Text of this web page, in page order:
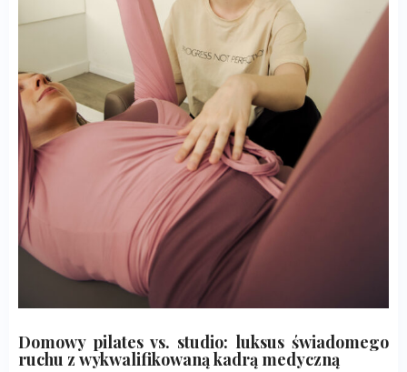
Domowy pilates vs. studio: luksus świadomego
ruchu z wykwalifikowaną kadrą medyczną